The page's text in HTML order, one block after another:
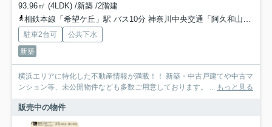
93.96㎡ (4LDK) /新築 /2階建
相鉄本線「希望ケ丘」駅 バス10分 神奈川中央交通「阿久和山谷」 停歩4分
駐車2台可
公共下水
新築
横浜エリアに特化した不動産情報が満載！！ 新築・中古戸建てや中古マ
ンション等、未公開物件なども多数ご用意しております。 ... もっと見る
販売中の物件